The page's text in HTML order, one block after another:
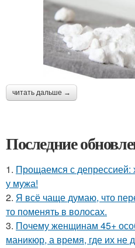
читать дальше →
Последние
1. Прощаемся с депрессией:
у мужа!
2. Я всё чаще думаю, что
то поменять в волосах.
3. Почему женщинам 45+
маникюр, а время, где их не